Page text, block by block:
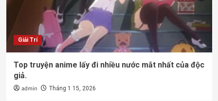
Giải Trí
Top truyện anime lấy đi nhiều nước mắt nhất của độc
giả.
admin Tháng 1 15, 2026